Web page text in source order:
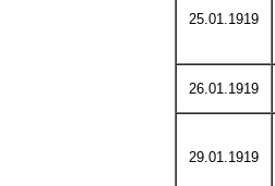
25.01.1919
26.01.1919
29.01.1919